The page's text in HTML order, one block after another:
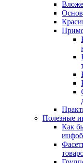
Полезные
Как